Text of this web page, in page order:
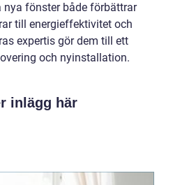
nya fönster både förbättrar
till energieffektivitet och
expertis gör dem till ett
och nyinstallation.
inlägg här